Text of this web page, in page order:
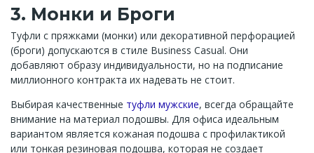
3. Монки и Броги
Туфли с пряжками (монки) или декоративной перфорацией
(броги) допускаются в стиле Business Casual. Они
добавляют образу индивидуальности, но на подписание
миллионного контракта их надевать не стоит.
Выбирая качественные туфли мужские, всегда обращайте
внимание на материал подошвы. Для офиса идеальным
вариантом является кожаная подошва с профилактикой
или тонкая резиновая подошва, которая не создает